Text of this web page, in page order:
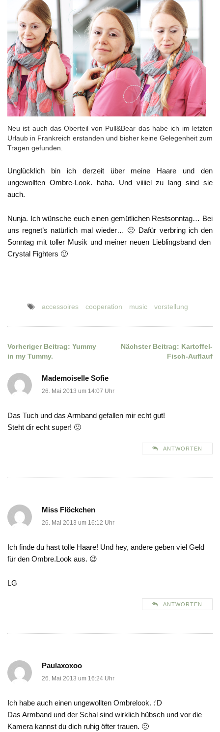
Neu ist auch das Oberteil von Pull&Bear das habe ich im letzten
Urlaub in Frankreich erstanden und bisher keine Gelegenheit zum
Tragen gefunden.
Unglücklich bin ich derzeit über meine Haare und den
ungewollten Ombre-Look. haha. Und viiiiel zu lang sind sie
auch.
Nunja. Ich wünsche euch einen gemütlichen Restsonntag… Bei
uns regnet’s natürlich mal wieder… 🙁 Dafür verbring ich den
Sonntag mit toller Musik und meiner neuen Lieblingsband den
Crystal Fighters 🙂
accessoires cooperation music vorstellung
Beitragsnavigation
Vorheriger Beitrag: Yummy
in my Tummy.
Nächster Beitrag: Kartoffel-
Fisch-Auflauf
Mademoiselle Sofie
26. Mai 2013 um 14:07 Uhr
Das Tuch und das Armband gefallen mir echt gut!
Steht dir echt super! 🙂
ANTWORTEN
Miss Flöckchen
26. Mai 2013 um 16:12 Uhr
Ich finde du hast tolle Haare! Und hey, andere geben viel Geld
für den Ombre.Look aus. 😉
LG
ANTWORTEN
Paulaxoxoo
26. Mai 2013 um 16:24 Uhr
Ich habe auch einen ungewollten Ombrelook. :'D
Das Armband und der Schal sind wirklich hübsch und vor die
Kamera kannst du dich ruhig öfter trauen. 🙂